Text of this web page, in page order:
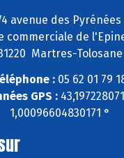
avenue des Pyrénées
commerciale de
Martres-Tolosane
: 05 62 01 79
GPS :
1,00096604830171 °